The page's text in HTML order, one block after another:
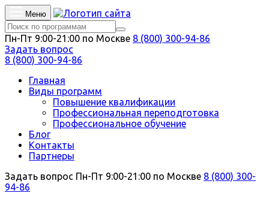
Меню
Пн-Пт 9:00-21:00 по Москве 8 (800) 300-94-86
Задать вопрос
8 (800) 300-94-86
Главная
Виды программ
Повышение квалификации
Профессиональная переподготовка
Профессиональное обучение
Блог
Контакты
Партнеры
Задать вопрос Пн-Пт 9:00-21:00 по Москве 8 (800) 300-
94-86